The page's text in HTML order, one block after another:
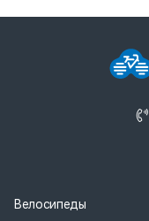
Велосипеды